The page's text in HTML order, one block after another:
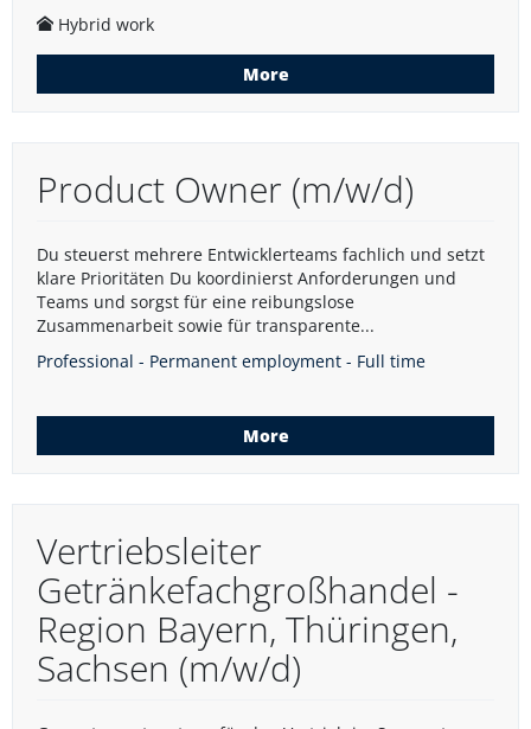
Hybrid work
More
Product Owner (m/w/d)
Du steuerst mehrere Entwicklerteams fachlich und setzt
klare Prioritäten Du koordinierst Anforderungen und
Teams und sorgst für eine reibungslose
Zusammenarbeit sowie für transparente...
Professional - Permanent employment - Full time
More
Vertriebsleiter
Getränkefachgroßhandel -
Region Bayern, Thüringen,
Sachsen (m/w/d)